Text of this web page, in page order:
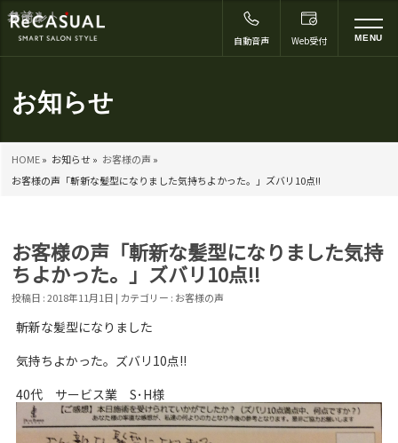
お知らせ
HOME» お知らせ » お客様の声 »
お客様の声「斬新な髪型になりました気持ちよかった。」ズバリ10点!!
自動音声 Web受付 MENU
お客様の声「斬新な髪型になりました気持
ちよかった。」ズバリ10点!!
投稿日 : 2018年11月1日 | カテゴリー : お客様の声
斬新な髪型になりました
気持ちよかった。ズバリ10点!!
40代 サービス業 S･H様
コメント*
名前
メール
サイト